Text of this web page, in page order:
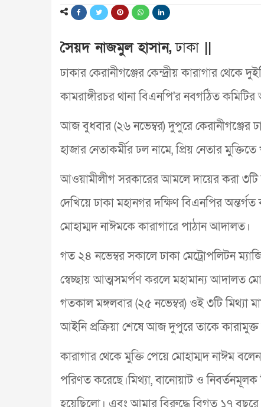
সৈয়দ নাজমুল হাসান,ঢাকা||
ঢাকার কেরানীগঞ্জের কেন্দ্রীয় কারাগার থেকে
কামরাঙ্গীরচর থানা বিএনপি'র নবগঠিত
আজ বুধবার (২৬ নভেম্বর) দুপুরে কেরানীগঞ্জের
হাজার নেতাকর্মীর ঢল নামে, প্রিয় নেতার
আওয়ামীলীগ সরকারের আমলে দায়ের করা ৩টি
দেখিয়ে ঢাকা মহানগর দক্ষিণ বিএনপির
মোহাম্মদ নাঈমকে কারাগারে পাঠান আদালত।
গত ২৪ নভেম্বর সকালে ঢাকা মেট্রোপলিটন
স্বেচ্ছায় আত্মসমর্পণ করলে মহামান্য আদালত
গতকাল মঙ্গলবার (২৫ নভেম্বর) ওই ৩টি মিথ্যা
আইনি প্রক্রিয়া শেষে আজ দুপুরে তাকে
কারাগার থেকে মুক্তি পেয়ে মোহাম্মদ নাঈম
পরিণত করেছে।মিথ্যা, বানোয়াট ও